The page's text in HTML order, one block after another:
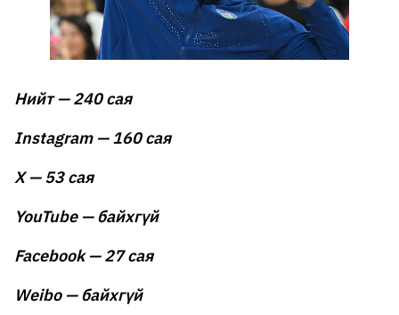
Нийт — 240 сая
Instagram — 160 сая
X — 53 сая
YouTube — байхгүй
Facebook — 27 сая
Weibo — байхгүй